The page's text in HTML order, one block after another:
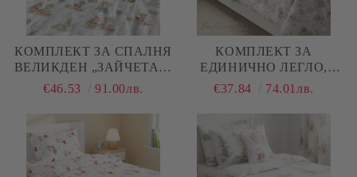
КОМПЛЕКТ ЗА СПАЛНЯ
ВЕЛИКДЕН „ЗАЙЧЕТА И
МИШКИ“ – 100%
(РАНФОРС), 4 ЧАСТИ
€46.53 91.00лв.
КОМПЛЕКТ ЗА
ЕДИНИЧНО ЛЕГЛО,
КОАЛА , 100%
(ПОПЛИН), 3 ЧАСТИ
€37.84 74.01лв.